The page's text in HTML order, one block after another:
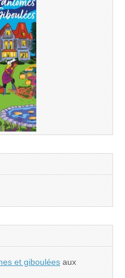
et giboulées aux